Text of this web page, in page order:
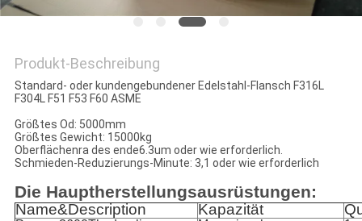
POLICY
Produkt-Beschreibung
Standard- oder kundengebundener Edelstahl-Flansch F316L
F304L F51 F53 F60 ASME
Größtes Od: 5000mm
Größtes Gewicht: 15000kg
Oberflächenra des ende6.3um oder wie erforderlich.
Schmieden-Reduzierungs-Minute: 3,1 oder wie erforderlich
Die Hauptherstellungsausrüstungen:
Name&Description Kapazität